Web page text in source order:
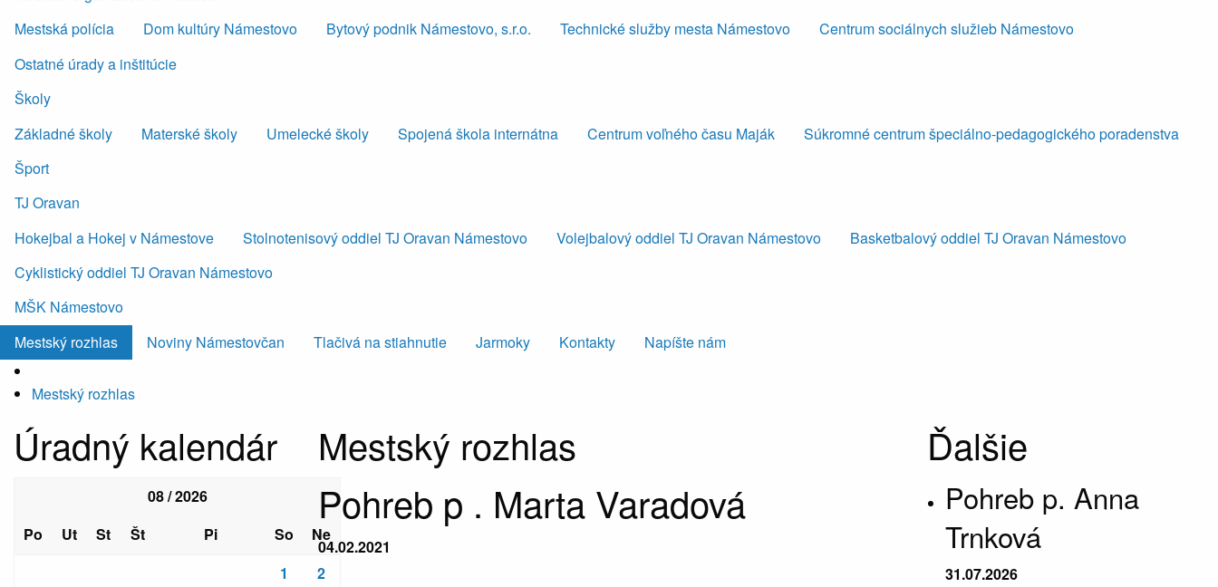
Mestská polícia
Dom kultúry Námestovo Bytový podnik Námestovo, s.r.o. Technické služby mesta Námestovo
Centrum sociálnych služieb Námestovo
Ostatné úrady a inštitúcie
Školy
Základné školy
Materské školy Umelecké školy Spojená škola internátna Centrum voľného času Maják
Súkromné centrum špeciálno-pedagogického poradenstva
Šport
TJ Oravan
Hokejbal a Hokej v Námestove
Stolnotenisový oddiel TJ Oravan Námestovo Volejbalový oddiel TJ Oravan Námestovo
Basketbalový oddiel TJ Oravan Námestovo
Cyklistický oddiel TJ Oravan Námestovo
MŠK Námestovo
Mestský rozhlas
Noviny Námestovčan Tlačivá na stiahnutie Jarmoky Kontakty Napíšte nám
Mestský rozhlas
Úradný kalendár
08 / 2026
Po
Ut St Št Pi So
Ne
1
2
Mestský rozhlas
Pohreb p . Marta Varadová
04.02.2021
Ďalšie
Pohreb p. Anna
Trnková
31.07.2026